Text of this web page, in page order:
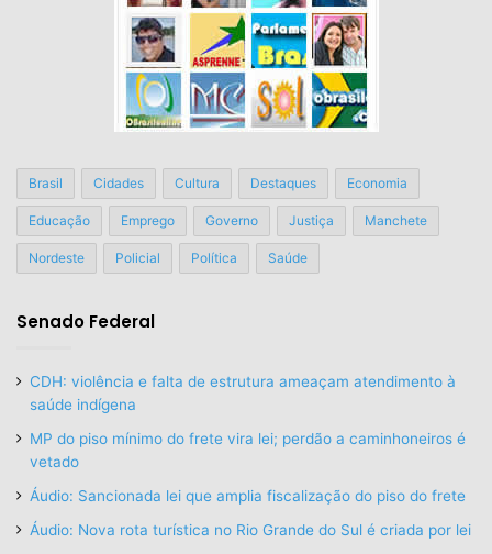
Brasil Cidades Cultura Destaques Economia
Educação Emprego Governo Justiça Manchete
Nordeste Policial Política Saúde
Senado Federal
CDH: violência e falta de estrutura ameaçam atendimento à
saúde indígena
MP do piso mínimo do frete vira lei; perdão a caminhoneiros é
vetado
Áudio: Sancionada lei que amplia fiscalização do piso do frete
Áudio: Nova rota turística no Rio Grande do Sul é criada por lei